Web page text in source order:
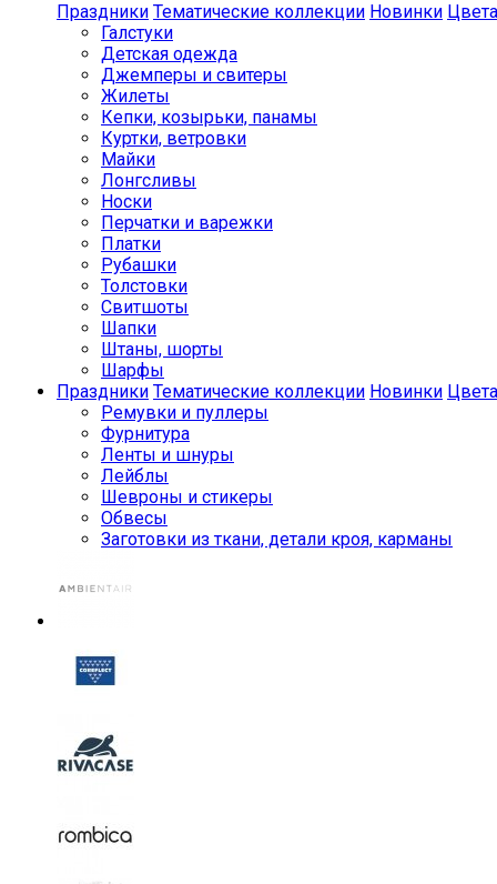
Праздники Тематические коллекции Новинки Цвета
Галстуки
Детская одежда
Джемперы и свитеры
Жилеты
Кепки, козырьки, панамы
Куртки, ветровки
Майки
Лонгсливы
Носки
Перчатки и варежки
Платки
Рубашки
Толстовки
Свитшоты
Шапки
Штаны, шорты
Шарфы
Праздники Тематические коллекции Новинки Цвета
Ремувки и пуллеры
Фурнитура
Ленты и шнуры
Лейблы
Шевроны и стикеры
Обвесы
Заготовки из ткани, детали кроя, карманы